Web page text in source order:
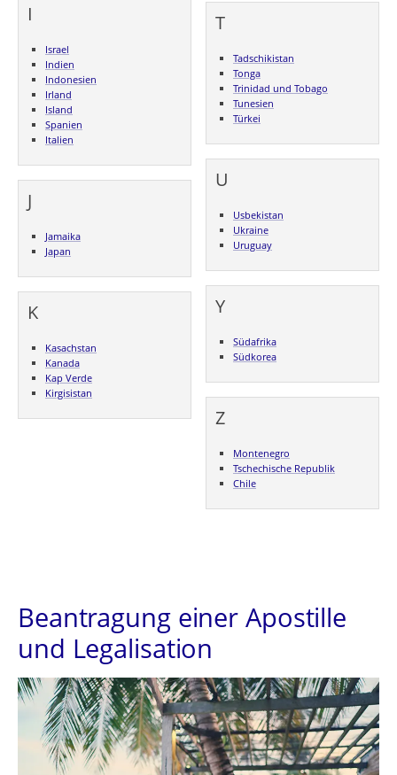
I
Israel
Indien
Indonesien
Irland
Island
Spanien
Italien
J
Jamaika
Japan
K
Kasachstan
Kanada
Kap Verde
Kirgisistan
T
Tadschikistan
Tonga
Trinidad und Tobago
Tunesien
Türkei
U
Usbekistan
Ukraine
Uruguay
Y
Südafrika
Südkorea
Z
Montenegro
Tschechische Republik
Chile
Beantragung einer Apostille
und Legalisation